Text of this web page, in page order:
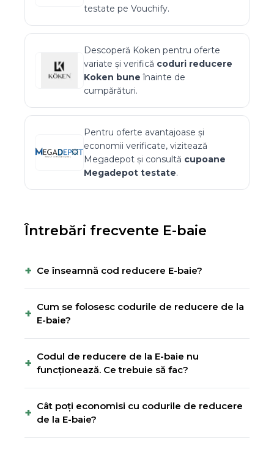
testate pe Vouchify.
Descoperă Koken pentru oferte
variate și verifică coduri reducere
Koken bune înainte de
cumpărături.
Pentru oferte avantajoase și
economii verificate, vizitează
Megadepot și consultă cupoane
Megadepot testate.
Întrebări frecvente E-baie
+ Ce înseamnă cod reducere E-baie?
+ Cum se folosesc codurile de reducere de la
E-baie?
+ Codul de reducere de la E-baie nu
funcționează. Ce trebuie să fac?
+ Cât poți economisi cu codurile de reducere
de la E-baie?